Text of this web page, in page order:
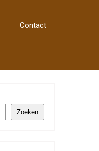
Contact
Zoeken